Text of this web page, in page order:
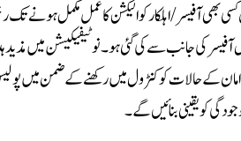
بھی آفیسر/اہلکار کو الیکشن کا عمل مکمل ہونے
آفیسر کی جانب سے کی گئی ہو۔نوٹیفیکیشن میں
کے حالات کو کنٹرول میں رکھنے کے ضمن میں
کو یقینی بنائیں گے۔